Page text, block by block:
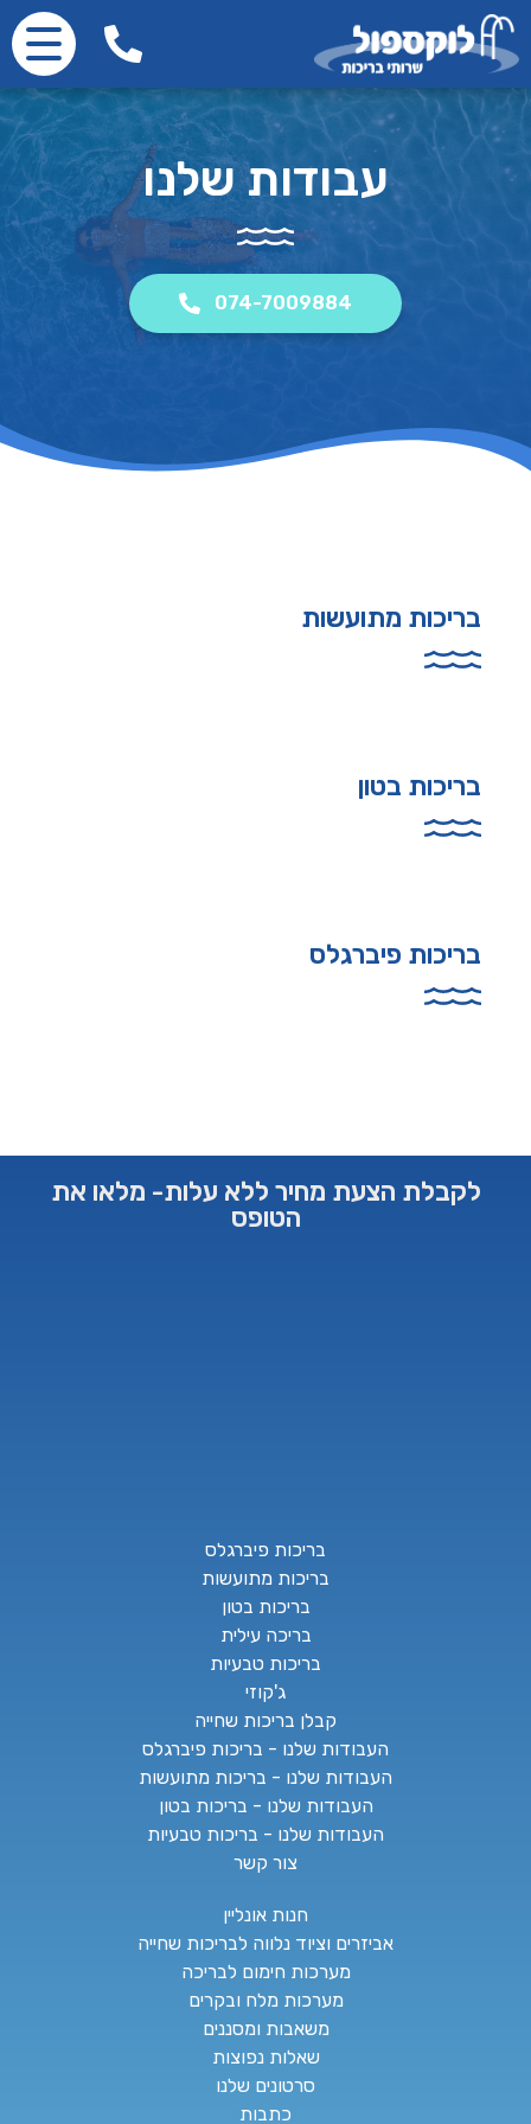
עבודות שלנו
074-7009884
בריכות מתועשות
בריכות בטון
בריכות פיברגלס
לקבלת הצעת מחיר ללא עלות- מלאו את
הטופס
בריכות פיברגלס
בריכות מתועשות
בריכות בטון
בריכה עילית
בריכות טבעיות
ג'קוזי
קבלן בריכות שחייה
העבודות שלנו - בריכות פיברגלס
העבודות שלנו - בריכות מתועשות
העבודות שלנו - בריכות בטון
העבודות שלנו - בריכות טבעיות
צור קשר
חנות אונליין
אביזרים וציוד נלווה לבריכות שחייה
מערכות חימום לבריכה
מערכות מלח ובקרים
משאבות ומסננים
שאלות נפוצות
סרטונים שלנו
כתבות